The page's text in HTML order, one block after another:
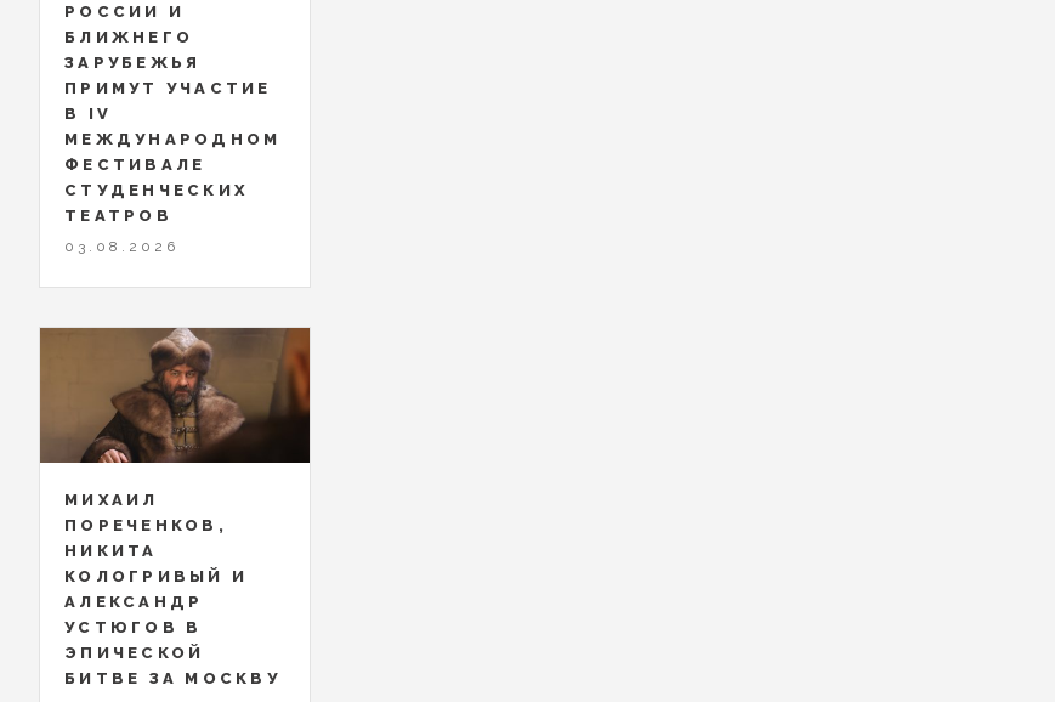
РОССИИ И
БЛИЖНЕГО
ЗАРУБЕЖЬЯ
ПРИМУТ УЧАСТИЕ
В IV
МЕЖДУНАРОДНОМ
ФЕСТИВАЛЕ
СТУДЕНЧЕСКИХ
ТЕАТРОВ
03.08.2026
МИХАИЛ
ПОРЕЧЕНКОВ,
НИКИТА
КОЛОГРИВЫЙ И
АЛЕКСАНДР
УСТЮГОВ В
ЭПИЧЕСКОЙ
БИТВЕ ЗА МОСКВУ